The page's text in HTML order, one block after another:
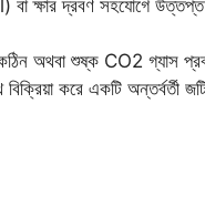
ক্ষার দ্রবণ সহযোগে উত্তপ্ত
কঠিন অথবা শুষ্ক CO2 গ্যাস
করে একটি অন্তর্বর্তী